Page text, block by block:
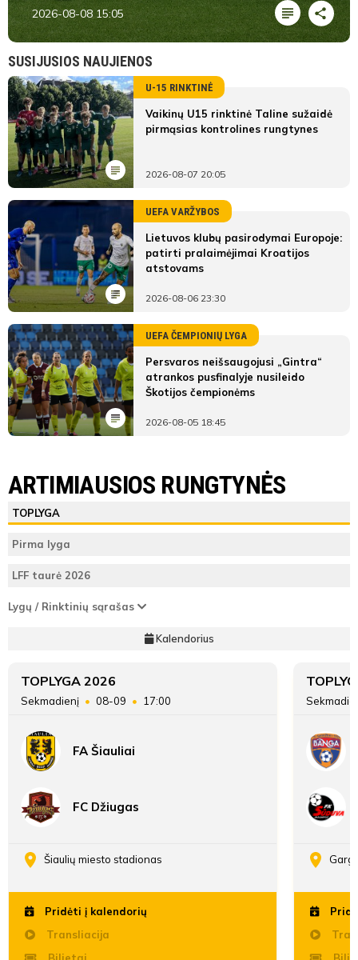
2026-08-08 15:05
SUSIJUSIOS NAUJIENOS
U-15 RINKTINĖ
Vaikinų U15 rinktinė Taline sužaidė
pirmąsias kontrolines rungtynes
2026-08-07 20:05
UEFA VARŽYBOS
Lietuvos klubų pasirodymai Europoje:
patirti pralaimėjimai Kroatijos
atstovams
2026-08-06 23:30
UEFA ČEMPIONIŲ LYGA
Persvaros neišsaugojusi „Gintra“
atrankos pusfinalyje nusileido
Škotijos čempionėms
2026-08-05 18:45
ARTIMIAUSIOS RUNGTYNĖS
TOPLYGA
Pirma lyga
LFF taurė 2026
Lygų / Rinktinių sąrašas
Kalendorius
TOPLYGA 2026
Sekmadienį 08-09 17:00
FA Šiauliai
FC Džiugas
Šiaulių miesto stadionas
Pridėti į kalendorių
Transliacija